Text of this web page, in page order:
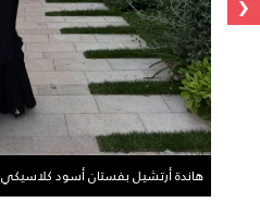
هاندة أرتشيل بفستان أسود كلاسيكي